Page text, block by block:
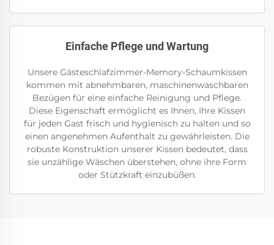
Einfache Pflege und Wartung
Unsere Gästeschlafzimmer-Memory-Schaumkissen
kommen mit abnehmbaren, maschinenwaschbaren
Bezügen für eine einfache Reinigung und Pflege.
Diese Eigenschaft ermöglicht es Ihnen, Ihre Kissen
für jeden Gast frisch und hygienisch zu halten und so
einen angenehmen Aufenthalt zu gewährleisten. Die
robuste Konstruktion unserer Kissen bedeutet, dass
sie unzählige Wäschen überstehen, ohne ihre Form
oder Stützkraft einzubüßen.